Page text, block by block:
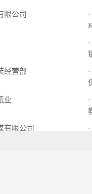
限公司
经营部
业
有限公司